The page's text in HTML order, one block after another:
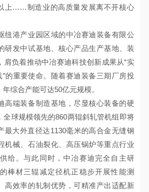
上……制造业的高质量发展离不开核心
港产业园区域的中冶赛迪装备有限公
研发中试基地、核心产品生产基地、装
肩负着推动中冶赛迪科技创新成果从“实
”的重要使命。随着赛迪装备三期厂房投
综合产能可达50亿元规模。
端装备制造基地，尽显核心装备的硬
全球规模领先的860两辊斜轧管机组即将
最大外直径达1130毫米的高合金无缝钢
机械、石油裂化、高压锅炉等重点行业
给。与此同时，中冶赛迪完全自主研
棒材三辊减定径机正稳步开展性能测
高效率的轧制优势，可精准产出适配新